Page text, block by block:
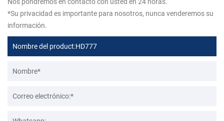
*Su privacidad es importante para nosotros, nunca venderemos su
información.